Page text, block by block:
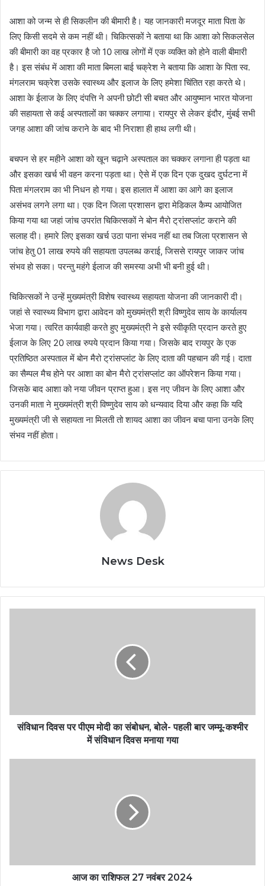
आशा को जन्म से ही सिकलीन की बीमारी है। यह जानकारी मजदूर माता पिता के
लिए किसी सदमे से कम नहीं थी। चिकित्सकों ने बताया था कि आशा को सिकलसेल
की बीमारी का वह प्रकार है जो 10 लाख लोगों में एक व्यक्ति को होने वाली बीमारी
है। इस संबंध में आशा की माता बिमला बाई चक्रेश ने बताया कि आशा के पिता स्व.
मंगलराम चक्रेश उसके स्वास्थ्य और इलाज के लिए हमेशा चिंतित रहा करते थे।
आशा के ईलाज के लिए दंपत्ति ने अपनी छोटी सी बचत और आयुष्मान भारत योजना
की सहायता से कई अस्पतालों का चक्कर लगाया। रायपुर से लेकर इंदौर, मुंबई सभी
जगह आशा की जांच कराने के बाद भी निराशा ही हाथ लगी थी।
बचपन से हर महीने आशा को खून चढ़ाने अस्पताल का चक्कर लगाना ही पड़ता था
और इसका खर्च भी वहन करना पड़ता था। ऐसे में एक दिन एक दुखद दुर्घटना में
पिता मंगलराम का भी निधन हो गया। इस हालात में आशा का आगे का इलाज
असंभव लगने लगा था। एक दिन जिला प्रशासन द्वारा मेडिकल कैम्प आयोजित
किया गया था जहां जांच उपरांत चिकित्सकों ने बोन मैरो ट्रांसप्लांट कराने की
सलाह दी। हमारे लिए इसका खर्च उठा पाना संभव नहीं था तब जिला प्रशासन से
जांच हेतु 01 लाख रुपये की सहायता उपलब्ध कराई, जिससे रायपुर जाकर जांच
संभव हो सका। परन्तु महंगे ईलाज की समस्या अभी भी बनी हुई थी।
चिकित्सकों ने उन्हें मुख्यमंत्री विशेष स्वास्थ्य सहायता योजना की जानकारी दी।
जहां से स्वास्थ्य विभाग द्वारा आवेदन को मुख्यमंत्री श्री विष्णुदेव साय के कार्यालय
भेजा गया। त्वरित कार्यवाही करते हुए मुख्यमंत्री ने इसे स्वीकृति प्रदान करते हुए
ईलाज के लिए 20 लाख रुपये प्रदान किया गया। जिसके बाद रायपुर के एक
प्रतिष्ठित अस्पताल में बोन मैरो ट्रांसप्लांट के लिए दाता की पहचान की गई। दाता
का सैम्पल मैच होने पर आशा का बोन मैरो ट्रांसप्लांट का ऑपरेशन किया गया।
जिसके बाद आशा को नया जीवन प्राप्त हुआ। इस नए जीवन के लिए आशा और
उनकी माता ने मुख्यमंत्री श्री विष्णुदेव साय को धन्यवाद दिया और कहा कि यदि
मुख्यमंत्री जी से सहायता ना मिलती तो शायद आशा का जीवन बचा पाना उनके लिए
संभव नहीं होता।
News Desk
संविधान दिवस पर पीएम मोदी का संबोधन, बोले- पहली बार जम्मू-कश्मीर
में संविधान दिवस मनाया गया
आज का राशिफल 27 नवंबर 2024